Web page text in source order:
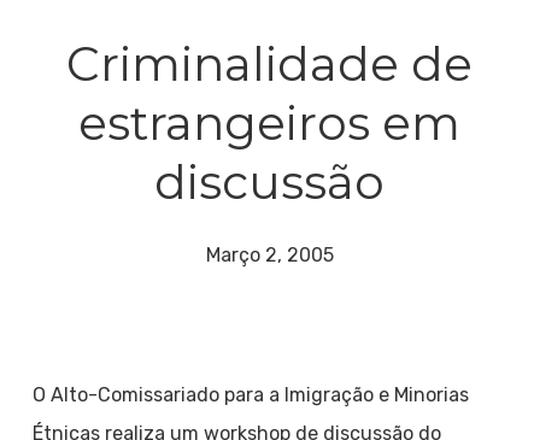
Criminalidade de
estrangeiros em
discussão
Março 2, 2005
O Alto-Comissariado para a Imigração e Minorias
Étnicas realiza um workshop de discussão do